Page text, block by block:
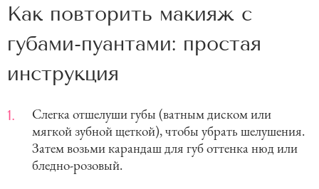
Как повторить макияж с
губами-пуантами: простая
инструкция
Слегка отшелуши губы (ватным диском или
мягкой зубной щеткой), чтобы убрать шелушения.
Затем возьми карандаш для губ оттенка нюд или
бледно-розовый.